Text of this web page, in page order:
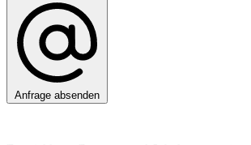
Anfrage absenden